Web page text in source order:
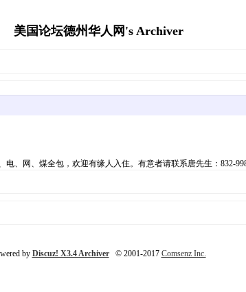
美国论坛德州华人网's Archiver
网、煤全包，欢迎有缘人入住。有意者请联系唐先生：832-
by Discuz! X3.4 Archiver© 2001-2017 Comsenz Inc.